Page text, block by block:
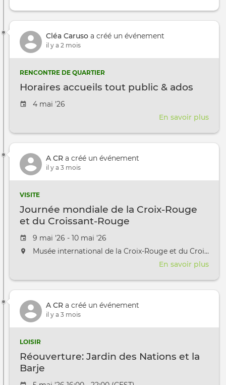
Cléa Caruso a créé un événement
il y a 2 mois
RENCONTRE DE QUARTIER
Horaires accueils tout public & ados
Date de l'évênement
4 mai '26
En savoir plus
tout
ados
A CR a créé un événement
il y a 3 mois
VISITE
Journée mondiale de la Croix-Rouge
et du Croissant-Rouge
Date de l'évênement
9 mai '26 - 10 mai '26
L'événement aura lieu au / à
Musée international de la Croix-Rouge et du Croissant-Rouge
En savoir plus
A CR a créé un événement
il y a 3 mois
LOISIR
Réouverture: Jardin des Nations et la
Barje